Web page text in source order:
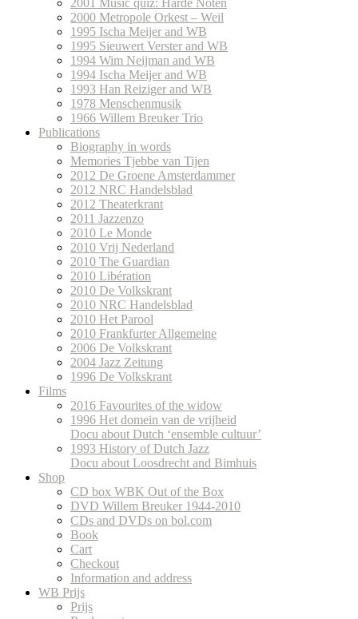
2000 Metropole Orkest – Weil
1995 Ischa Meijer and WB
1995 Sieuwert Verster and WB
1994 Wim Neijman and WB
1994 Ischa Meijer and WB
1993 Han Reiziger and WB
1978 Menschenmusik
1966 Willem Breuker Trio
Publications
Biography in words
Memories Tjebbe van Tijen
2012 De Groene Amsterdammer
2012 NRC Handelsblad
2012 Theaterkrant
2011 Jazzenzo
2010 Le Monde
2010 Vrij Nederland
2010 The Guardian
2010 Libération
2010 De Volkskrant
2010 NRC Handelsblad
2010 Het Parool
2010 Frankfurter Allgemeine
2006 De Volkskrant
2004 Jazz Zeitung
1996 De Volkskrant
Films
2016 Favourites of the widow
1996 Het domein van de vrijheid
Docu about Dutch ‘ensemble cultuur’
1993 History of Dutch Jazz
Docu about Loosdrecht and Bimhuis
Shop
CD box WBK Out of the Box
DVD Willem Breuker 1944-2010
CDs and DVDs on bol.com
Book
Cart
Checkout
Information and address
WB Prijs
Prijs